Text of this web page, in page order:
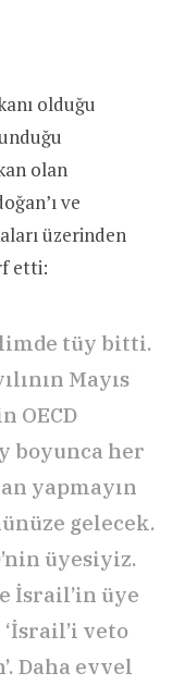
olduğu
olan
ve
üzerinden
etti:
tüy bitti.
Mayıs
OECD
boyunca her
yapmayın
gelecek.
üyesiyiz.
İsrail’in üye
veto
Daha evvel